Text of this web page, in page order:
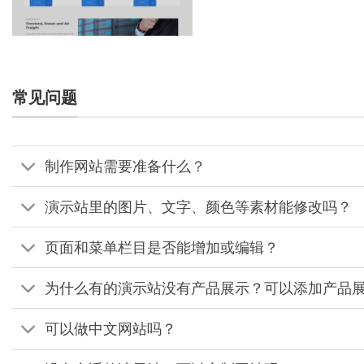
常见问题
制作网站需要准备什么？
演示站里的图片、文字、颜色等素材能修改吗？
页面和菜单栏目是否能增加或编辑？
为什么有的演示站没有产品展示？可以添加产品
可以做中文网站吗？